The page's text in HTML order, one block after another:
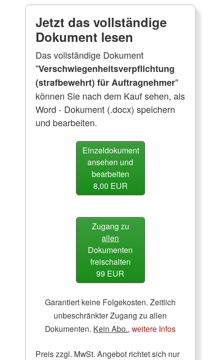
Jetzt das vollständige
Dokument lesen
Das vollständige Dokument
"Verschwiegenheitsverpflichtung
(strafbewehrt) für Auftragnehmer"
können Sie nach dem Kauf sehen, als
Word - Dokument (.docx) speichern
und bearbeiten.
Einzeldokument
ansehen und
bearbeiten
8,00 EUR
Zugang zu
allen
Dokumenten
freischalten
99 EUR
Garantiert keine Folgekosten. Zeitlich
unbeschränkter Zugang zu allen
Dokumenten. Kein Abo.,weitere Infos
Preis zzgl. MwSt. Angebot richtet sich nur